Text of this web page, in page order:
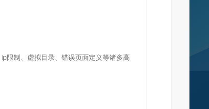
限制、虚拟目录、错误页面定义等诸多高